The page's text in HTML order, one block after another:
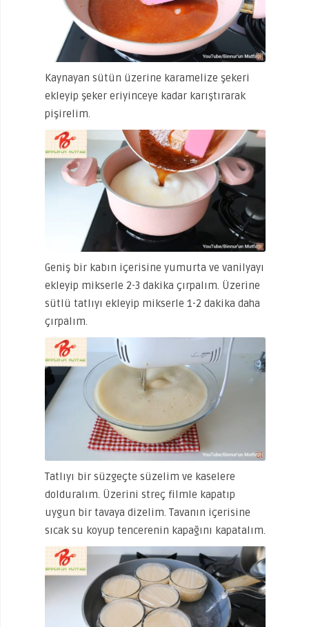
Kaynayan sütün üzerine karamelize şekeri
ekleyip şeker eriyinceye kadar karıştırarak
pişirelim.
Geniş bir kabın içerisine yumurta ve vanilyayı
ekleyip mikserle 2-3 dakika çırpalım. Üzerine
sütlü tatlıyı ekleyip mikserle 1-2 dakika daha
çırpalım.
Tatlıyı bir süzgeçte süzelim ve kaselere
dolduralım. Üzerini streç filmle kapatıp
uygun bir tavaya dizelim. Tavanın içerisine
sıcak su koyup tencerenin kapağını kapatalım.